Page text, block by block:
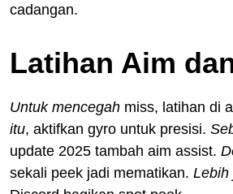
cadangan.
Latihan Aim
Untuk mencegah miss, latihan di
itu, aktifkan gyro untuk presisi.
update 2025 tambah aim assist.
sekali peek jadi mematikan. Lebih